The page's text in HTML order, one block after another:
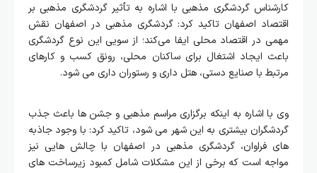
کارشناس گردشگری مذهبی با اشاره به تأثیر گردشگری مذهبی بر
اقتصاد اصفهان تاکید کرد: گردشگری مذهبی در اصفهان نقش
مهمی در اقتصاد محلی ایفا می‌کند؛ از سویی این نوع گردشگری
باعث ایجاد اشتغال برای ساکنان محلی، رونق کسب‌ و کارهای
مرتبط با صنایع دستی، هتل‌ داری و رستوران‌ داری می‌ شود.
وی با اشاره به اینکه برگزاری مراسم مذهبی و جشن‌ ها باعث جذب
گردشگران بیشتری به این شهر می‌ شود، تاکید کرد: با وجود جاذبه‌
های فراوان، گردشگری مذهبی در اصفهان با چالش‌ هایی نیز
مواجه است که برخی از این مشکلات شامل کمبود زیرساخت‌ های